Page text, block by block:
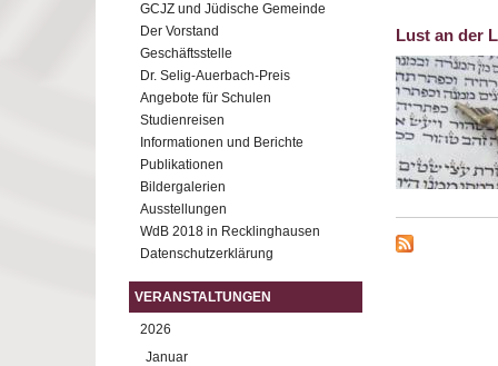
GCJZ und Jüdische Gemeinde
Der Vorstand
Geschäftsstelle
Dr. Selig-Auerbach-Preis
Angebote für Schulen
Studienreisen
Informationen und Berichte
Publikationen
Bildergalerien
Ausstellungen
WdB 2018 in Recklinghausen
Datenschutzerklärung
VERANSTALTUNGEN
2026
Januar
Lust an der